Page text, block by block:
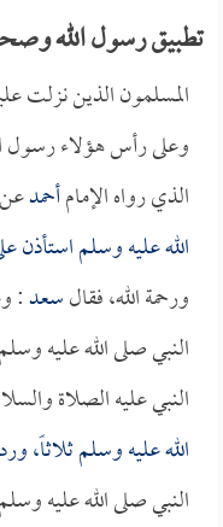
تطبيق رسول الله
المسلمون الذين نزلت
وعلى رأس هؤلاء رسول
الذي رواه الإمامأحمد
الله عليه وسلم استأذن
ورحمة الله، فقالسعد:
النبي صلى الله عليه
النبي عليه الصلاة
الله عليه وسلم ثلاثاً، ورد
النبي صلى الله عليه